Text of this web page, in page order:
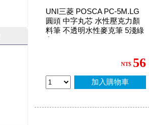
UNI三菱 POSCA PC-5M.LG
圓頭 中字丸芯 水性壓克力顏
料筆 不透明水性麥克筆 5淺綠
色
NT$ 56
加入購物車